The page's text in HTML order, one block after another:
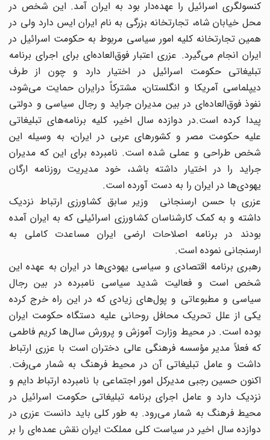
کنسولگری اسرائیل را عهده‌دار بود به ایران آمد. این شخص در
محل خیابان شاه، تجارتخانه بزرگی به نام ایران ایس دارد ولی در
همین تجارتخانه کلیه امور سیاسی مربوط به حکومت اسرائیل در
ایران انجام می‌گیرد. عزری اعتبار فوق‌العاده‌ای برای اجرای برنامه
تبلیغاتی حکومت اسرائیل در اختیار دارد و چون از طرف
دیپلماسی آمریکا و انگلستان، مشترکاً درایران حمایت می‌شود،
نفوذ فوق‌العاده‌ای در بین مدیران جراید و رجال سیاسی و دولتی
پیدا کرده است.در دوازده سال اخیر، کلیه برنامه‌های تبلیغاتی
علیه حکومت مصر و کشورهای عربی در ایران، به وسیله این
شخص طراحی و عملی شده است. نامبرده برای این که مدیران
جراید را در اختیار داشته باشد، خود مدیریت روزنامه ارگان
یهودی‌ها در ایران را به دست آورده است.
عزری با حسن ارسنجانی وزیر سابق کشاورزی ارتباط نزدیک
داشته و به کمک کارشناسان کشاورزی اسرائیلی که به ایران آمده
بودند در برنامه اصلاحات ارضی ایران مساعدت کاملی به
ارسنجانی نموده است.
رهبری برنامه اقتصادی و سیاسی یهودی‌ها در ایران به عهده این
شخص است و فعالیت شدید سیاسی نامبرده در بین رجال
سیاسی و مطبوعاتی و پول‌های زیادی که در این راه خرج کرده
یکی از علل تحریک محافل روحانی علیه دستگاه حکومت ایران
بوده است. در محیط وزارت آموزش و پرورش سال‌‌ها کریم فاطمی
که فعلاً مدیر مؤسسه فرهنگی عالی دختران است با عزری ارتباط
داشت و عامل تبلیغاتی آن در محیط فرهنگ به شمار می‌رفت.
اکنون حسین رجبی مدیرکل امور اجتماعی با نامبرده ارتباط دایم و
نزدیک دارد و عامل اجرای برنامه تبلیغاتی حکومت اسرائیل در
محیط فرهنگ به شمار می‌رود. به طور کلی باید دانست عزری در
دوازده سال اخیر در سیاست کلی مملکت ایران نقش عمده‌ای را بر